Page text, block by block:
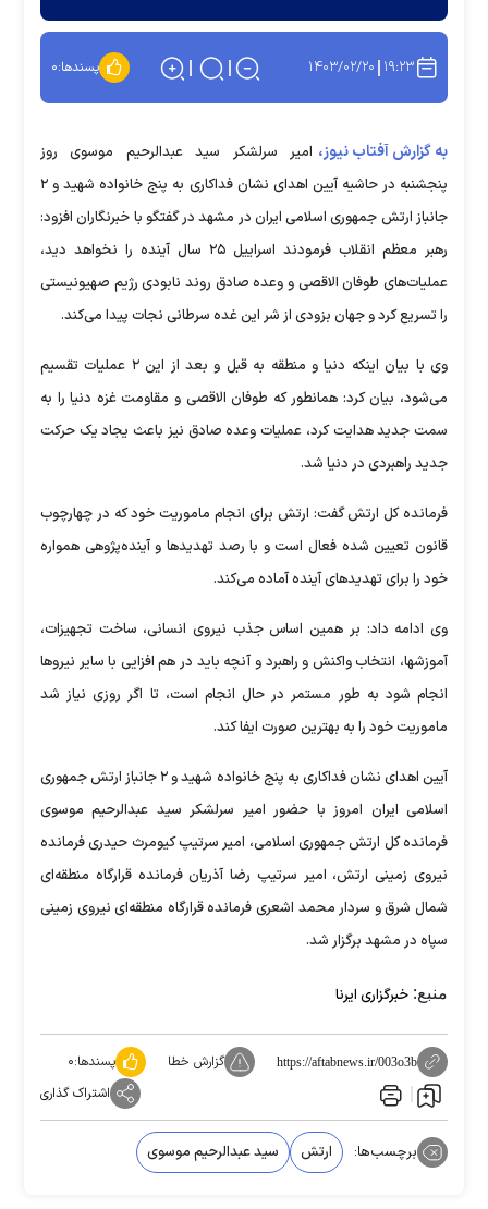
۱۹:۲۳ ۱۴۰۳/۰۲/۲۰ پسندها:۰
به گزارش آفتاب نیوز، امیر سرلشکر سید عبدالرحیم موسوی روز
پنجشنبه در حاشیه آیین اهدای نشان فداکاری به پنج خانواده شهید و ۲
جانباز ارتش جمهوری اسلامی ایران در مشهد در گفتگو با خبرنگاران افزود:
رهبر معظم انقلاب فرمودند اسراییل ۲۵ سال آینده را نخواهد دید،
عملیات‌های طوفان الاقصی و وعده صادق روند نابودی رژیم صهیونیستی
را تسریع کرد و جهان بزودی از شر این غده سرطانی نجات پیدا می‌کند.
وی با بیان اینکه دنیا و منطقه به قبل و بعد از این ۲ عملیات تقسیم
می‌شود، بیان کرد: همانطور که طوفان الاقصی و مقاومت غزه دنیا را به
سمت جدید هدایت کرد، عملیات وعده صادق نیز باعث یجاد یک حرکت
جدید راهبردی در دنیا شد.
فرمانده کل ارتش گفت: ارتش برای انجام ماموریت خود که در چهارچوب
قانون تعیین شده فعال است و با رصد تهدید‌ها و آینده‌پژوهی همواره
خود را برای تهدید‌های آینده آماده می‌کند.
وی ادامه داد: بر همین اساس جذب نیروی انسانی، ساخت تجهیزات،
آموزشها، انتخاب واکنش و راهبرد و آنچه باید در هم افزایی با سایر نیرو‌ها
انجام شود به طور مستمر در حال انجام است، تا اگر روزی نیاز شد
ماموریت خود را به بهترین صورت ایفا کند.
آیین اهدای نشان فداکاری به پنج خانواده شهید و ۲ جانباز ارتش جمهوری
اسلامی ایران امروز با حضور امیر سرلشکر سید عبدالرحیم موسوی
فرمانده کل ارتش جمهوری اسلامی، امیر سرتیپ کیومرث حیدری فرمانده
نیروی زمینی ارتش، امیر سرتیپ رضا آذریان فرمانده قرارگاه منطقه‌ای
شمال شرق و سردار محمد اشعری فرمانده قرارگاه منطقه‌ای نیروی زمینی
سپاه در مشهد برگزار شد.
منبع: خبرگزاری ایرنا
https://aftabnews.ir/003o3b گزارش خطا پسندها:۰
اشتراک گذاری
برچسب‌ها: ارتش سید عبدالرحیم موسوی